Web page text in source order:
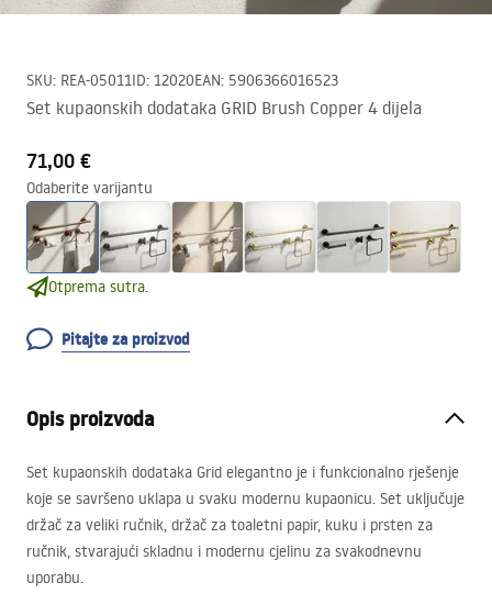
SKU: REA-05011ID: 12020EAN: 5906366016523
Set kupaonskih dodataka GRID Brush Copper 4 dijela
71,00 €
Odaberite varijantu
Otprema sutra.
Pitajte za proizvod
Opis proizvoda
Set kupaonskih dodataka Grid elegantno je i funkcionalno rješenje
koje se savršeno uklapa u svaku modernu kupaonicu. Set uključuje
držač za veliki ručnik, držač za toaletni papir, kuku i prsten za
ručnik, stvarajući skladnu i modernu cjelinu za svakodnevnu
uporabu.